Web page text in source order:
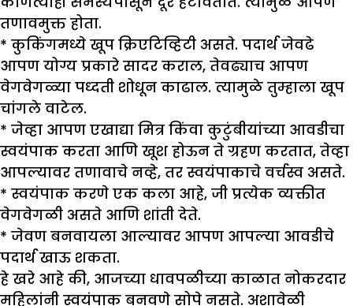
तणावमुक्त होता.
* कुकिंगमध्ये खूप क्रिएटिव्हिटी असते. पदार्थ जेवढे
आपण योग्य प्रकारे सादर कराल, तेवढ्याच आपण
वेगवेगळ्या पध्दती शोधून काढाल. त्यामुळे तुम्हाला खूप
चांगले वाटेल.
* जेव्हा आपण एखाद्या मित्र किंवा कुटुंबीयांच्या आवडीचा
स्वयंपाक करता आणि खूश होऊन ते ग्रहण करतात, तेव्हा
आपल्यावर तणावाचे नव्हे, तर स्वयंपाकाचे वर्चस्व असते.
* स्वयंपाक करणे एक कला आहे, जी प्रत्येक व्यक्तीत
वेगवेगळी असते आणि शांती देते.
* जेवण बनवायला आल्यावर आपण आपल्या आवडीचे
पदार्थ खाऊ शकता.
हे खरे आहे की, आजच्या धावपळीच्या काळात नोकरदार
महिलांनी स्वयंपाक बनवणे सोपे नसते. अशावेळी